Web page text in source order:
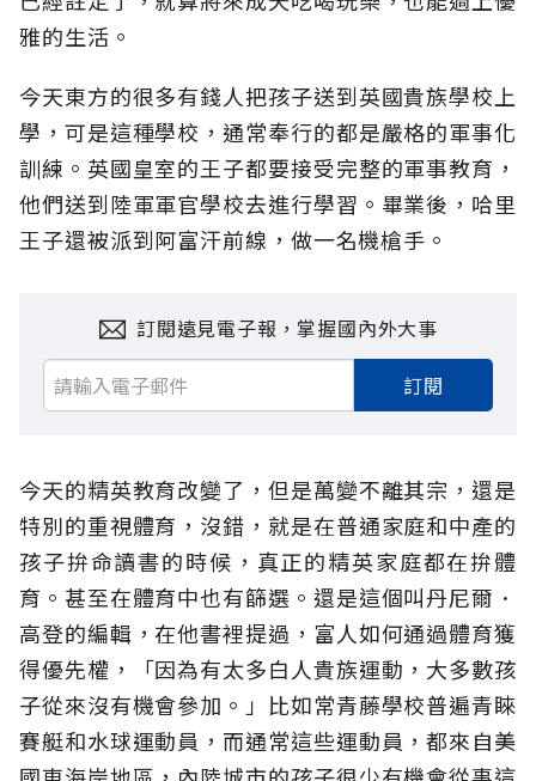
雅的生活。
今天東方的很多有錢人把孩子送到英國貴族學校上
學，可是這種學校，通常奉行的都是嚴格的軍事化
訓練。英國皇室的王子都要接受完整的軍事教育，
他們送到陸軍軍官學校去進行學習。畢業後，哈里
王子還被派到阿富汗前線，做一名機槍手。
訂閱遠見電子報，掌握國內外大事
訂閱
今天的精英教育改變了，但是萬變不離其宗，還是
特別的重視體育，沒錯，就是在普通家庭和中產的
孩子拚命讀書的時候，真正的精英家庭都在拚體
育。甚至在體育中也有篩選。還是這個叫丹尼爾．
高登的編輯，在他書裡提過，富人如何通過體育獲
得優先權，「因為有太多白人貴族運動，大多數孩
子從來沒有機會參加。」比如常青藤學校普遍青睞
賽艇和水球運動員，而通常這些運動員，都來自美